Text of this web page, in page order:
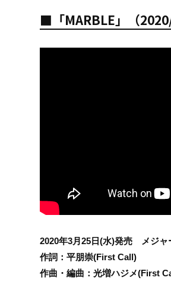
■「MARBLE」（
2020年3月25日(水)発売 メジ
作詞：平朋崇(First Call)
作曲・編曲：光増ハジメ(First